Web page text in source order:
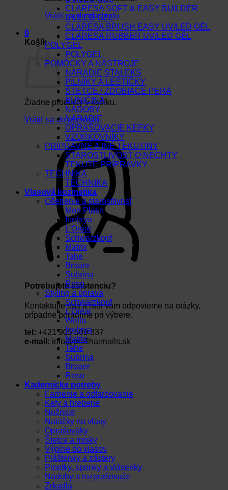
Vrátiť sa do obchodu
0
Košík
Žiadne produkty v košíku.
Vrátiť sa do obchodu
Potrebujete asistenciu?
Kontaktujte nás a radi vám odpovieme na otázky,
prípadne poradíme pri výbere.
tel: +421 905 509 337
e-mail: info@profihairnails.sk
CLARESA SOFT & EASY BUILDER
UV/LED GEL
CLARESA BRUSH EASY UV/LED GÉL
CLARESA RUBBER UV/LED GÉL
POLYGEL
POLYGEL
POMÔCKY A NÁSTROJE
NÁRADIE STALEKS
PILNÍKY A LEŠTIČKY
ŠTETCE / ZDOBIACE PERÁ
BUNIČINA
NÁDOBY
NÁRADIE
OPRAŠOVACIE KEFKY
VZORKOVNÍKY
PRÍPRAVNÉ A INÉ TEKUTINY
STAROSTLIVOSŤ O NECHTY
TEKUTÉ PRÍPRAVKY
TECHNIKA
TECHNIKA
Vlasová kozmetika
Ošetrenie a starostlivosť
Mon Platin
Inebrya
L’Oréal
Schwarzkopf
Matrix
Tahe
Broaer
Subrina
Roso
Styling a úprava
Schwarzkopf
L’Oréal
Wella
Inebrya
Matrix
Tahe
Subrina
Broaer
Roso
Kadernícke potreby
Farbenie a odfarbovanie
Kefy a hrebene
Nožnice
Natáčky na vlasy
Oprašováky
Štetce a misky
Výplne do vlasov
Pláštenky a zástery
Pinetky, sponky a vlásenky
Nádoby a rozprašovače
Zrkadlá